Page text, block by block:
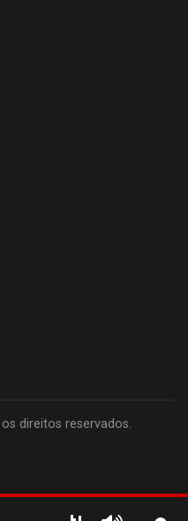
direitos reservados.